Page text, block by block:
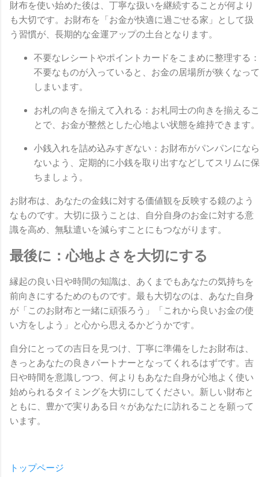
財布を使い始めた後は、丁寧な扱いを継続することが何より
も大切です。お財布を「お金が快適に過ごせる家」として扱
う習慣が、長期的な金運アップの土台となります。
不要なレシートやポイントカードをこまめに整理する：
不要なものが入っていると、お金の居場所が狭くなって
しまいます。
お札の向きを揃えて入れる：お札同士の向きを揃えるこ
とで、お金が整然とした心地よい状態を維持できます。
小銭入れを詰め込みすぎない：お財布がパンパンになら
ないよう、定期的に小銭を取り出すなどしてスリムに保
ちましょう。
お財布は、あなたの金銭に対する価値観を反映する鏡のよう
なものです。大切に扱うことは、自分自身のお金に対する意
識を高め、無駄遣いを減らすことにもつながります。
最後に：心地よさを大切にする
縁起の良い日や時間の知識は、あくまでもあなたの気持ちを
前向きにするためのものです。最も大切なのは、あなた自身
が「このお財布と一緒に頑張ろう」「これから良いお金の使
い方をしよう」と心から思えるかどうかです。
自分にとっての吉日を見つけ、丁寧に準備をしたお財布は、
きっとあなたの良きパートナーとなってくれるはずです。吉
日や時間を意識しつつ、何よりもあなた自身が心地よく使い
始められるタイミングを大切にしてください。新しい財布と
ともに、豊かで実りある日々があなたに訪れることを願って
います。
トップページ